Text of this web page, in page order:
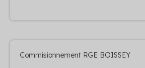
Commisionnement RGE BOISSEY